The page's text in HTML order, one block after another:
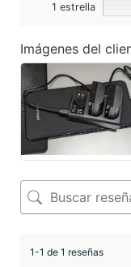
1 estrella
Imágenes del
1-1 de 1 reseñas